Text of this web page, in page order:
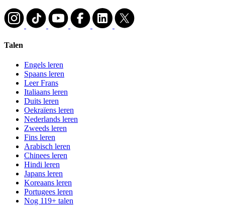
Talen
Engels leren
Spaans leren
Leer Frans
Italiaans leren
Duits leren
Oekraïens leren
Nederlands leren
Zweeds leren
Fins leren
Arabisch leren
Chinees leren
Hindi leren
Japans leren
Koreaans leren
Portugees leren
Nog 119+ talen